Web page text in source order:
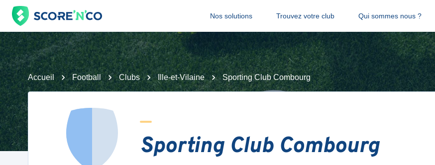
Nos solutions Trouvez votre club Qui sommes nous ?
Accueil Football Clubs Ille-et-Vilaine Sporting Club Combourg
Sporting Club Combourg